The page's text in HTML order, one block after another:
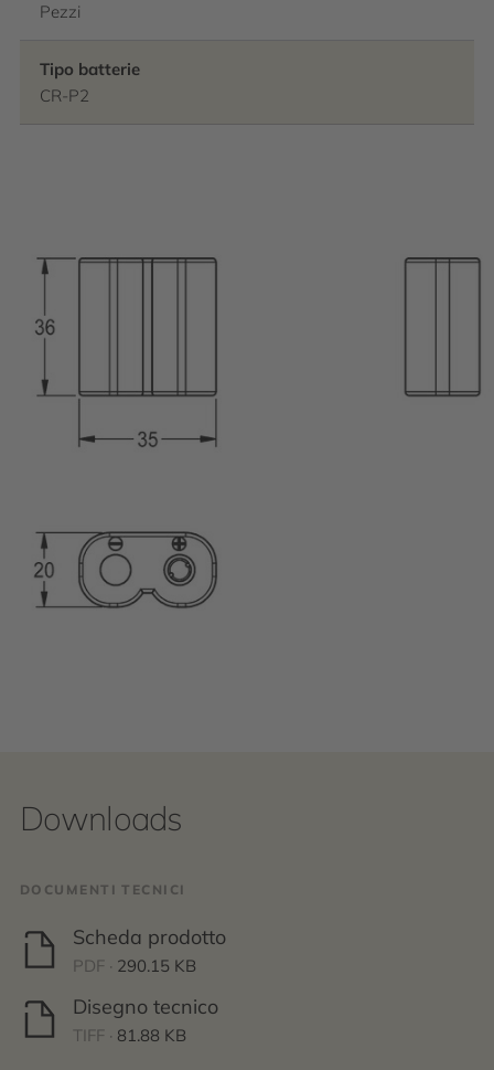
Pezzi
Tipo batterie
CR-P2
Downloads
DOCUMENTI TECNICI
Scheda prodotto
PDF · 290.15 KB
Disegno tecnico
TIFF · 81.88 KB